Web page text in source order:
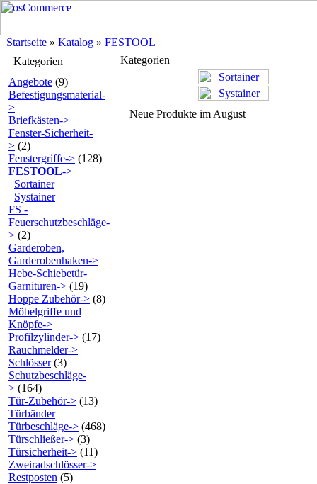
Startseite » Katalog » FESTOOL
Kategorien
Angebote (9)
Befestigungsmaterial-
>
Briefkästen->
Fenster-Sicherheit-
> (2)
Fenstergriffe-> (128)
FESTOOL->
Sortainer
Systainer
FS -
Feuerschutzbeschläge-
> (2)
Garderoben,
Garderobenhaken->
Hebe-Schiebetür-
Garnituren-> (19)
Hoppe Zubehör-> (8)
Möbelgriffe und
Knöpfe->
Profilzylinder-> (17)
Rauchmelder->
Schlösser(3)
Schutzbeschläge-
> (164)
Tür-Zubehör-> (13)
Türbänder
Türbeschläge-> (468)
Türschließer-> (3)
Türsicherheit-> (11)
Zweiradschlösser->
Restposten (5)
Kategorien
Neue Produkte im August